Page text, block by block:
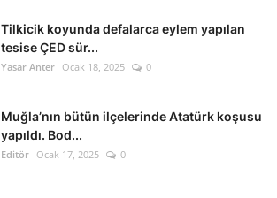
Tilkicik koyunda defalarca eylem yapılan
tesise ÇED sür...
Yasar Anter Ocak 18, 2025 0
Muğla’nın bütün ilçelerinde Atatürk koşusu
yapıldı. Bod...
Editör Ocak 17, 2025 0